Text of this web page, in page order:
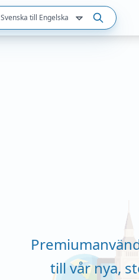
Svenska till Engelska
till vår nya,